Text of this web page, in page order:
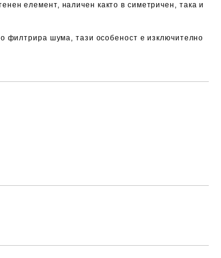
елемент, наличен както в симетричен, така и
филтрира шума, тази особеност е изключително